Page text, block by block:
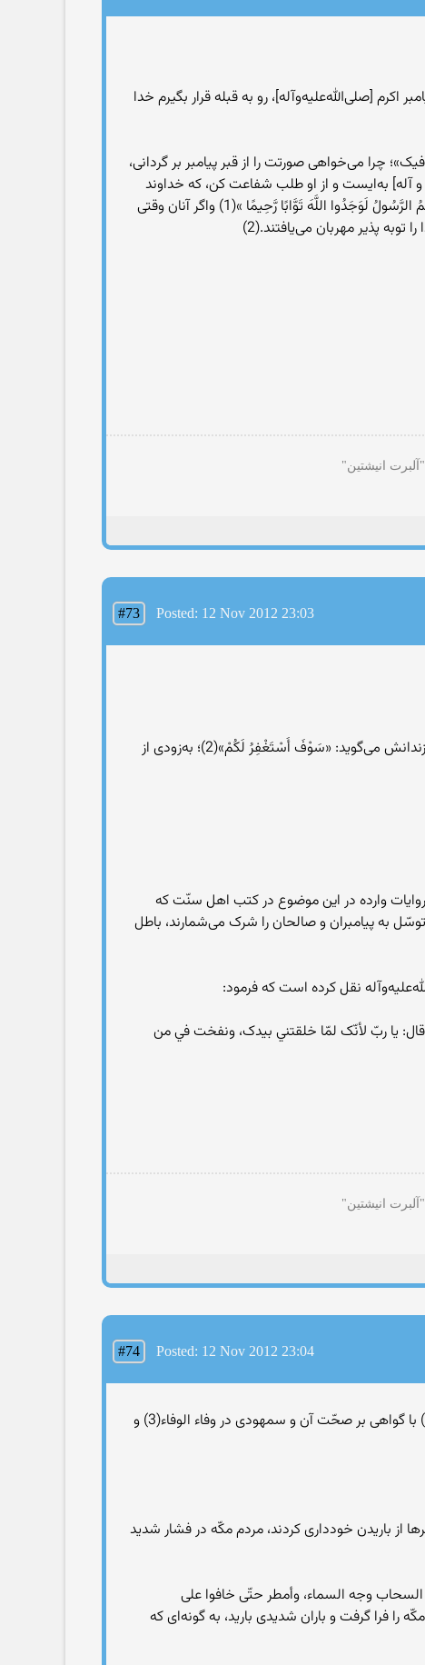
اکرم [صلى‌الله‌عليه‌و‌آله]، رو به قبله قرار بگيرم خدا
چرا مى‌خواهى صورتت را از قبر پيامبر بر گردانى،
آله] به‌ايست و از او طلب شفاعت کن، که خداوند
شفاعت او را مى‌پذيرد. زيرا خداى متعال در قرآن مى‌فرمايد: «وَلَوْ أَنَّهُمْ إِذ ظَّـلَمُوآا أَنفُسَهُمْ جَآءُوکَ فَاسْتَغْفَرُوا اللَّهَ وَاسْتَغْفَرَ لَهُمُ الرَّسُولُ لَوَجَدُوا اللَّهَ تَوَّابًا رَّحِيمًا »(1) واگر آنان وقتى
پذير مهربان مى‌يافتند.(2)
انیشتین"
#73 Posted: 12 Nov 2012 23:03
برادران يوسف مى‌فرمايد: «يَـآأَبَانَا اسْتَغْفِرْ لَنَا»(1)؛ اى پدر، براى آمرزش گناهان ما از خدا طلب آمرزش کن؛ يعقوب در پاسخ فرزندانش مى‌گويد: «سَوْفَ أَسْتَغْفِرُ لَکُمْ»(2)؛ به‌زودى از
وارده در اين موضوع در کتب اهل سنّت که
به پيامبران و صالحان را شرک مى‌شمارند، باطل
نقل کرده است که فرمود:
يا ربّ لأنّک لمّا خلقتني بيدک، ونفخت في من
انیشتین"
#74 Posted: 12 Nov 2012 23:04
معتقد است که تمامى اين کتاب هدايت و نور است و هم‌چنين طبرانى در کتاب معجم صغير(1) و سُبکى در شفاء السقام(2) با گواهى بر صحّت آن و سمهودى در وفاء الوفاء(3) و
باريدن خوددارى کردند، مردم مکّه در فشار شديد
السحاب وجه السماء، وأمطر حتّى خافوا على
را فرا گرفت و باران شديدى باريد، به گونه‌اى که